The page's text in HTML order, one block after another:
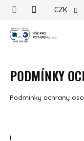
CZK
PODMÍNKY
Podmínky ochrany
I.